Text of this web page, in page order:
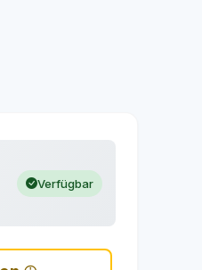
Verfügbar